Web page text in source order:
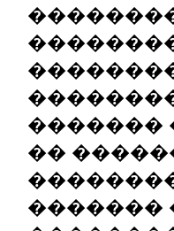
��������
�������
��
�������